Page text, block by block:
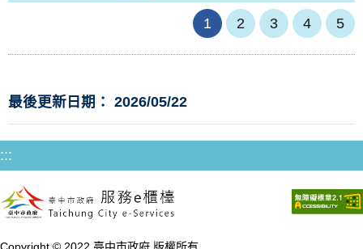
1 2 3 4 5
最後更新日期： 2026/05/22
:::
Copyright © 2022 臺中市政府 版權所有